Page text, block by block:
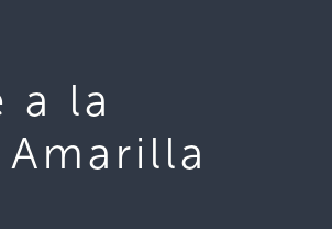
a la